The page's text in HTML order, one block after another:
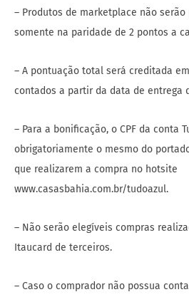
– Produtos de marketplace não
somente na paridade de 2 pontos a
– A pontuação total será creditada
contados a partir da data de entrega
– Para a bonificação, o CPF da conta
obrigatoriamente o mesmo do
que realizarem a compra no hotsite
www.casasbahia.com.br/tudoazul.
– Não serão elegíveis compras
Itaucard de terceiros.
– Caso o comprador não possua